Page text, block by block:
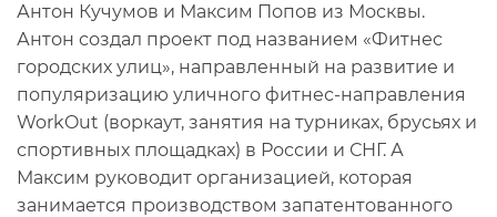
Антон Кучумов и Максим Попов из Москвы.
Антон создал проект под названием «Фитнес
городских улиц», направленный на развитие и
популяризацию уличного фитнес-направления
WorkOut (воркаут, занятия на турниках, брусьях и
спортивных площадках) в России и СНГ. А
Максим руководит организацией, которая
занимается производством запатентованного